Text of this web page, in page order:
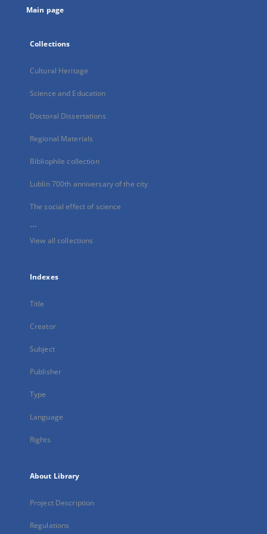
Main page
Collections
Cultural Heritage
Science and Education
Doctoral Dissertations
Regional Materials
Bibliophile collection
Lublin 700th anniversary of the city
The social effect of science
...
View all collections
Indexes
Title
Creator
Subject
Publisher
Type
Language
Rights
About Library
Project Description
Regulations